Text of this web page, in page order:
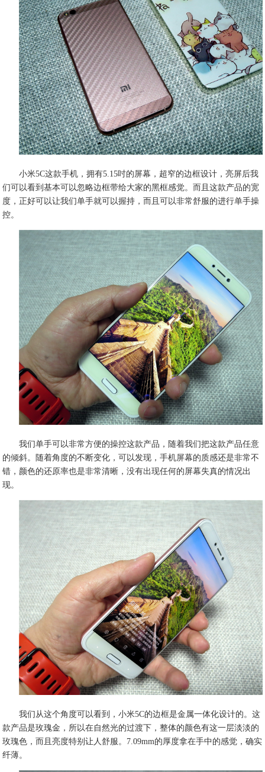
小米5C这款手机，拥有5.15吋的屏幕，超窄的边框设计，亮屏后我
们可以看到基本可以忽略边框带给大家的黑框感觉。而且这款产品的宽
度，正好可以让我们单手就可以握持，而且可以非常舒服的进行单手操
控。
我们单手可以非常方便的操控这款产品，随着我们把这款产品任意
的倾斜。随着角度的不断变化，可以发现，手机屏幕的质感还是非常不
错，颜色的还原率也是非常清晰，没有出现任何的屏幕失真的情况出
现。
我们从这个角度可以看到，小米5C的边框是金属一体化设计的。这
款产品是玫瑰金，所以在自然光的过渡下，整体的颜色有这一层淡淡的
玫瑰色，而且亮度特别让人舒服。7.09mm的厚度拿在手中的感觉，确实
纤薄。